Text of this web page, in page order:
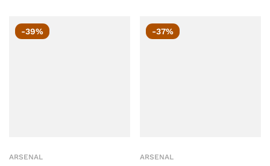
-39%
ARSENAL
-37%
ARSENAL